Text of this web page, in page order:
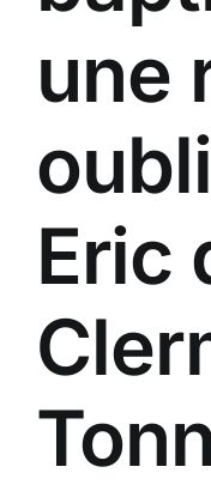
une
Eric